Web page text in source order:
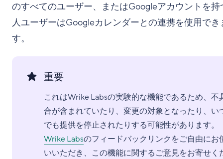
のすべてのユーザー、またはGoogleアカウントを持
人ユーザーはGoogleカレンダーとの連携を使用でき
す。
重要
これはWrike Labsの実験的な機能であるため、不
合が含まれていたり、変更の対象となったり、い
でも提供を停止されたりする可能性があります。
Wrike Labsのフィードバックリンクをご自由にお
いいただき、この機能に関するご意見をお寄せく